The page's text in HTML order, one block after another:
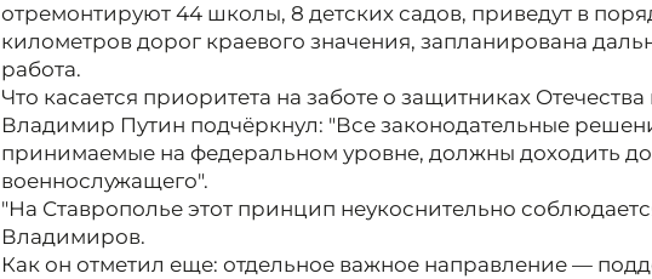
отремонтируют 44 школы, 8 детских садов, приведут в
километров дорог краевого значения, запланирована
работа.
Что касается приоритета на заботе о защитниках Отечества
Владимир Путин подчёркнул: "Все законодательные
принимаемые на федеральном уровне, должны доходить
военнослужащего".
"На Ставрополье этот принцип неукоснительно
Владимиров.
Как он отметил еще: отдельное важное направление —